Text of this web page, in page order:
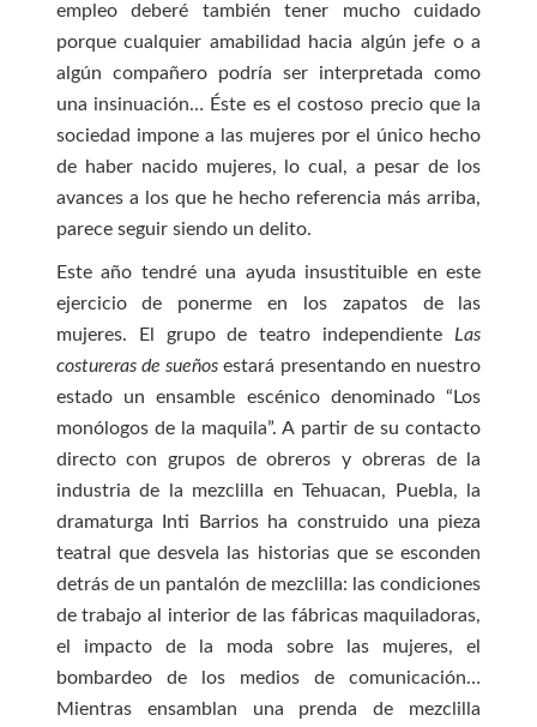
empleo deberé también tener mucho cuidado
porque cualquier amabilidad hacia algún jefe o a
algún compañero podría ser interpretada como
una insinuación… Éste es el costoso precio que la
sociedad impone a las mujeres por el único hecho
de haber nacido mujeres, lo cual, a pesar de los
avances a los que he hecho referencia más arriba,
parece seguir siendo un delito.
Este año tendré una ayuda insustituible en este
ejercicio de ponerme en los zapatos de las
mujeres. El grupo de teatro independiente Las
costureras de sueños estará presentando en nuestro
estado un ensamble escénico denominado “Los
monólogos de la maquila”. A partir de su contacto
directo con grupos de obreros y obreras de la
industria de la mezclilla en Tehuacan, Puebla, la
dramaturga Inti Barrios ha construido una pieza
teatral que desvela las historias que se esconden
detrás de un pantalón de mezclilla: las condiciones
de trabajo al interior de las fábricas maquiladoras,
el impacto de la moda sobre las mujeres, el
bombardeo de los medios de comunicación…
Mientras ensamblan una prenda de mezclilla